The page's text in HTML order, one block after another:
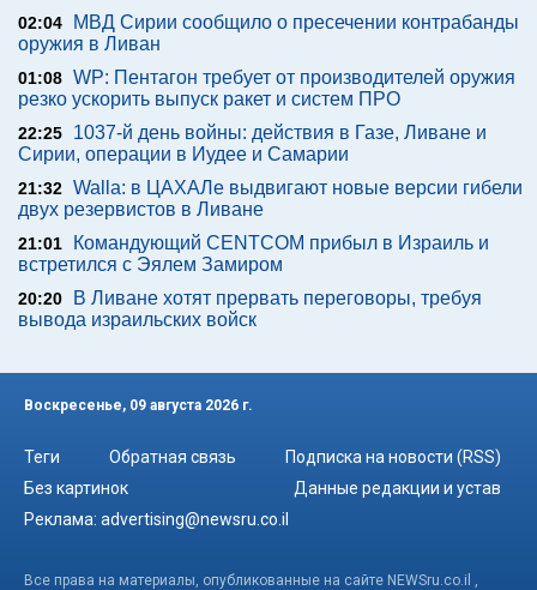
02:04
МВД Сирии сообщило о пресечении контрабанды
оружия в Ливан
01:08 WP: Пентагон требует от производителей оружия
резко ускорить выпуск ракет и систем ПРО
22:25
1037-й день войны: действия в Газе, Ливане и
Сирии, операции в Иудее и Самарии
21:32 Walla: в ЦАХАЛе выдвигают новые версии гибели
двух резервистов в Ливане
21:01
Командующий CENTCOM прибыл в Израиль и
встретился с Эялем Замиром
20:20
В Ливане хотят прервать переговоры, требуя
вывода израильских войск
Воскресенье, 09 августа 2026 г.
Теги Обратная связь
Подписка на новости (RSS)
Без картинок
Данные редакции и устав
Реклама: advertising@newsru.co.il
Все права на материалы, опубликованные на сайте NEWSru.co.il ,